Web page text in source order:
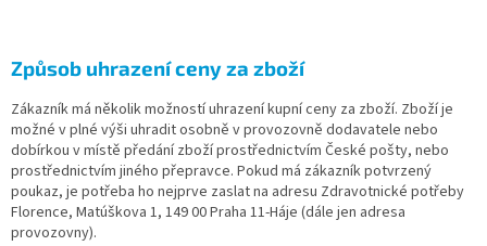
Způsob uhrazení ceny za zboží
Zákazník má několik možností uhrazení kupní ceny za zboží. Zboží je
možné v plné výši uhradit osobně v provozovně dodavatele nebo
dobírkou v místě předání zboží prostřednictvím České pošty, nebo
prostřednictvím jiného přepravce. Pokud má zákazník potvrzený
poukaz, je potřeba ho nejprve zaslat na adresu Zdravotnické potřeby
Florence, Matúškova 1, 149 00 Praha 11-Háje (dále jen adresa
provozovny).